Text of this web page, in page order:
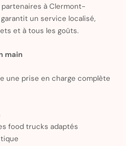
à Clermont-
un service localisé,
et à tous les goûts.
main
une prise en charge complète
food trucks adaptés